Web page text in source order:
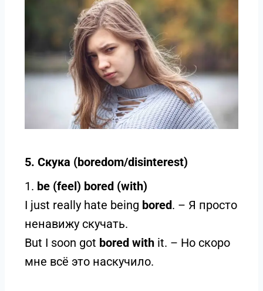
5. Скука (boredom/disinterest)
1. be (feel) bored (with)
I just really hate being bored. – Я просто
ненавижу скучать.
But I soon got bored with it. – Но скоро
мне всё это наскучило.